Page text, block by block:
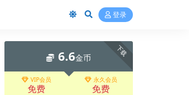
登录
下载
6.6金币
VIP会员
免费
永久会员
免费